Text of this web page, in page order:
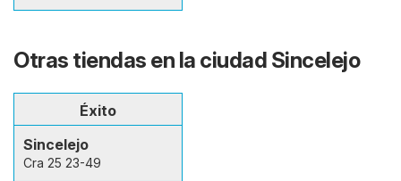
Otras tiendas en la ciudad Sincelejo
Éxito
Sincelejo
Cra 25 23-49